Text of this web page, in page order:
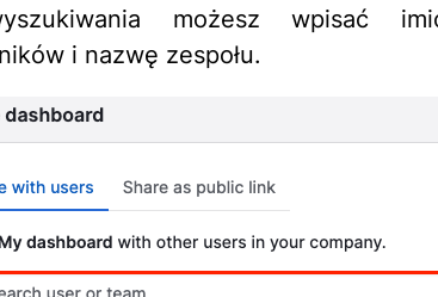
możesz wpisać
i nazwę zespołu.